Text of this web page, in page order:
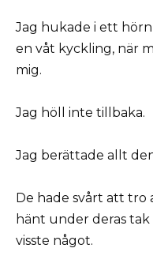
Jag hukade i ett
en våt kyckling, när
mig.
Jag höll inte tillbaka.
Jag berättade allt
De hade svårt att
hänt under deras tak
visste något.